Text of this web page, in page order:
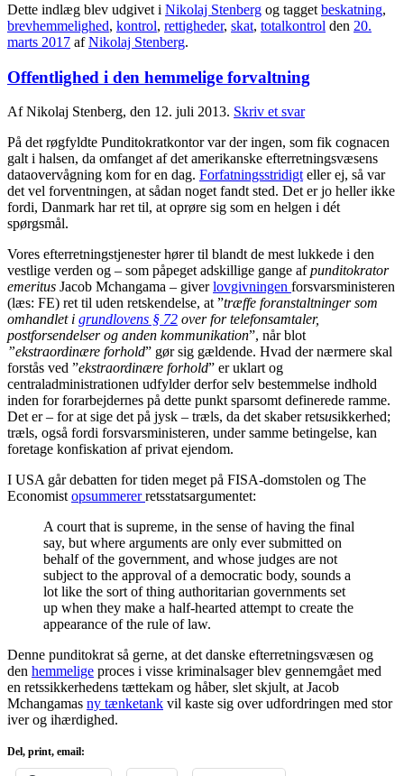
Dette indlæg blev udgivet i Nikolaj Stenberg og tagget beskatning,
brevhemmelighed, kontrol, rettigheder, skat, totalkontrol den 20.
marts 2017 afNikolaj Stenberg.
Offentlighed i den hemmelige forvaltning
Af Nikolaj Stenberg, den 12. juli 2013. Skriv et svar
På det røgfyldte Punditokratkontor var der ingen, som fik cognacen
galt i halsen, da omfanget af det amerikanske efterretningsvæsens
dataovervågning kom for en dag. Forfatningsstridigt eller ej, så var
det vel forventningen, at sådan noget fandt sted. Det er jo heller ikke
fordi, Danmark har ret til, at oprøre sig som en helgen i dét
spørgsmål.
Vores efterretningstjenester hører til blandt de mest lukkede i den
vestlige verden og – som påpeget adskillige gange afpunditokrator
emeritus Jacob Mchangama – giverlovgivningen forsvarsministeren
(læs: FE) ret til uden retskendelse, at ”træffe foranstaltninger som
omhandlet i grundlovens § 72 over for telefonsamtaler,
postforsendelser og anden kommunikation”, når blot
”ekstraordinære forhold” gør sig gældende. Hvad der nærmere skal
forstås ved ”ekstraordinære forhold” er uklart og
centraladministrationen udfylder derfor selv bestemmelse indhold
inden for forarbejdernes på dette punkt sparsomt definerede ramme.
Det er – for at sige det på jysk – træls, da det skaber retsusikkerhed;
træls, også fordi forsvarsministeren, under samme betingelse, kan
foretage konfiskation af privat ejendom.
I USA går debatten for tiden meget på FISA-domstolen og The
Economist opsummererretsstatsargumentet:
A court that is supreme, in the sense of having the final
say, but where arguments are only ever submitted on
behalf of the government, and whose judges are not
subject to the approval of a democratic body, sounds a
lot like the sort of thing authoritarian governments set
up when they make a half-hearted attempt to create the
appearance of the rule of law.
Denne punditokrat så gerne, at det danske efterretningsvæsen og
den hemmelige proces i visse kriminalsager blev gennemgået med
en retssikkerhedens tættekam og håber, slet skjult, at Jacob
Mchangamas ny tænketank vil kaste sig over udfordringen med stor
iver og ihærdighed.
Del, print, email: